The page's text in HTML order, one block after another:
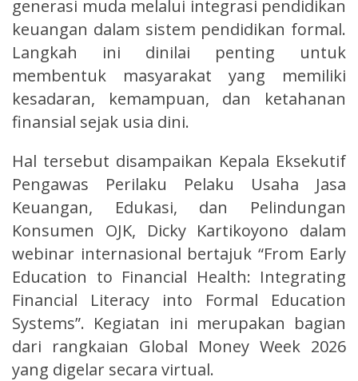
generasi muda melalui integrasi pendidikan
keuangan dalam sistem pendidikan formal.
Langkah ini dinilai penting untuk
membentuk masyarakat yang memiliki
kesadaran, kemampuan, dan ketahanan
finansial sejak usia dini.
Hal tersebut disampaikan Kepala Eksekutif
Pengawas Perilaku Pelaku Usaha Jasa
Keuangan, Edukasi, dan Pelindungan
Konsumen OJK, Dicky Kartikoyono dalam
webinar internasional bertajuk “From Early
Education to Financial Health: Integrating
Financial Literacy into Formal Education
Systems”. Kegiatan ini merupakan bagian
dari rangkaian Global Money Week 2026
yang digelar secara virtual.